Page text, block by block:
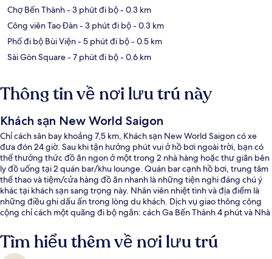
Chợ Bến Thành- 3 phút đi bộ- 0.3 km
Công viên Tao Đàn- 3 phút đi bộ- 0.3 km
Phố đi bộ Bùi Viện- 5 phút đi bộ- 0.5 km
Sài Gòn Square- 7 phút đi bộ- 0.6 km
Thông tin về nơi lưu trú này
Khách sạn New World Saigon
Chỉ cách sân bay khoảng 7,5 km, Khách sạn New World Saigon có xe
đưa đón 24 giờ. Sau khi tận hưởng phút vui ở hồ bơi ngoài trời, bạn có
thể thưởng thức đồ ăn ngon ở một trong 2 nhà hàng hoặc thư giãn bên
ly đồ uống tại 2 quán bar/khu lounge. Quán bar cạnh hồ bơi, trung tâm
thể thao và tiệm/cửa hàng đồ ăn nhanh là những tiện nghi đáng chú ý
khác tại khách sạn sang trọng này. Nhân viên nhiệt tình và địa điểm là
những điều ghi dấu ấn trong lòng du khách. Dịch vụ giao thông công
cộng chỉ cách một quãng đi bộ ngắn: cách Ga Bến Thành 4 phút và Nhà
Tìm hiểu thêm về nơi lưu trú